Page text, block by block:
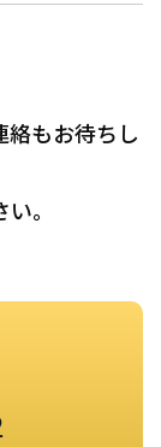
絡もお待ちし
。